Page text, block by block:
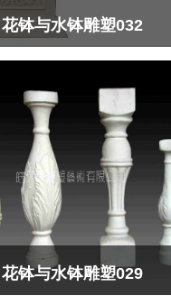
花钵与水钵雕塑032
花钵与水钵雕塑029